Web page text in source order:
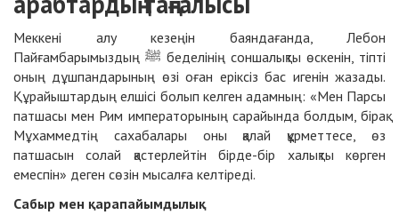
Меккені алу кезеңін баяндағанда, Лебон
Пайғамбарымыздың ﷺ беделінің соншалықты өскенін, тіпті
оның дұшпандарының өзі оған еріксіз бас игенін жазады.
Құрайыштардың елшісі болып келген адамның: «Мен Парсы
патшасы мен Рим императорының сарайында болдым, бірақ
Мұхаммедтің сахабалары оны қалай құрметтесе, өз
патшасын солай қастерлейтін бірде-бір халықты көрген
емеспін» деген сөзін мысалға келтіреді.
Сабыр мен қарапайымдылық